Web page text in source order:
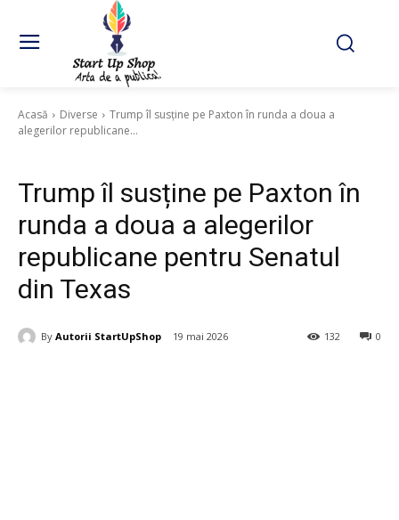
Acasă Diverse
Trump îl susține pe Paxton în runda a doua a
alegerilor republicane...
Trump îl susține pe Paxton în
runda a doua a alegerilor
republicane pentru Senatul
din Texas
By Autorii StartUpShop 19 mai 2026 0
132